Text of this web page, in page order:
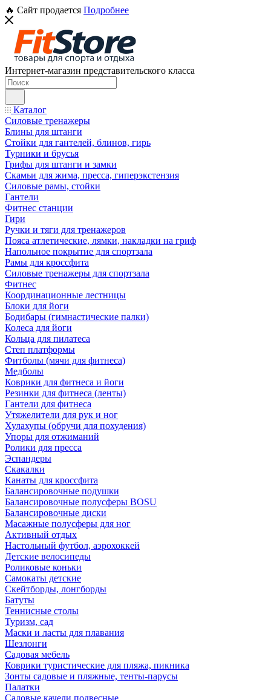
🔥 Сайт продается Подробнее
Интернет-магазин представительского класса
Каталог
Силовые тренажеры
Блины для штанги
Стойки для гантелей, блинов, гирь
Турники и брусья
Грифы для штанги и замки
Скамьи для жима, пресса, гиперэкстензия
Силовые рамы, стойки
Гантели
Фитнес станции
Гири
Ручки и тяги для тренажеров
Пояса атлетические, лямки, накладки на гриф
Напольное покрытие для спортзала
Рамы для кроссфита
Силовые тренажеры для спортзала
Фитнес
Координационные лестницы
Блоки для йоги
Бодибары (гимнастические палки)
Колеса для йоги
Кольца для пилатеса
Степ платформы
Фитболы (мячи для фитнеса)
Медболы
Коврики для фитнеса и йоги
Резинки для фитнеса (ленты)
Гантели для фитнеса
Утяжелители для рук и ног
Хулахупы (обручи для похудения)
Упоры для отжиманий
Ролики для пресса
Эспандеры
Скакалки
Канаты для кроссфита
Балансировочные подушки
Балансировочные полусферы BOSU
Балансировочные диски
Масажные полусферы для ног
Активный отдых
Настольный футбол, аэрохоккей
Детские велосипеды
Роликовые коньки
Самокаты детские
Скейтборды, лонгборды
Батуты
Теннисные столы
Туризм, сад
Маски и ласты для плавания
Шезлонги
Садовая мебель
Коврики туристические для пляжа, пикника
Зонты садовые и пляжные, тенты-парусы
Палатки
Садовые качели подвесные